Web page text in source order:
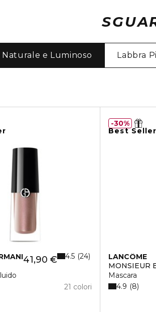
e Luminoso Labbra
41,90 €
21 colori
4.5 24
Best Seller
LANCÔME
MONSIEUR
Mascara
4.9 8
30%